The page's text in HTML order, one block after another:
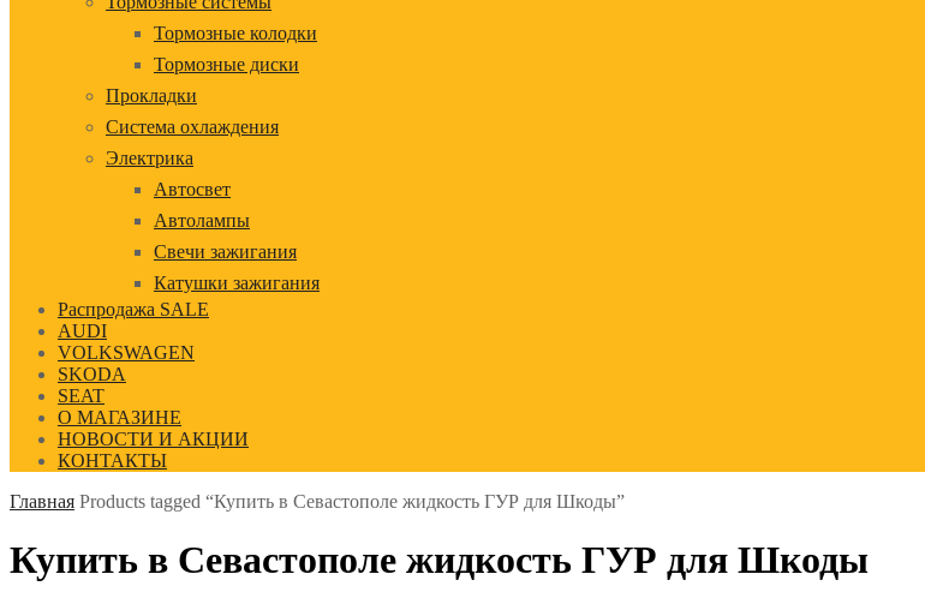
Тормозные колодки
Тормозные диски
Прокладки
Система охлаждения
Электрика
Автосвет
Автолампы
Свечи зажигания
Катушки зажигания
Распродажа SALE
AUDI
VOLKSWAGEN
SKODA
SEAT
О МАГАЗИНЕ
НОВОСТИ И АКЦИИ
КОНТАКТЫ
Главная Products tagged “Купить в Севастополе жидкость ГУР для Шкоды”
Купить в Севастополе жидкость ГУР для Шкоды